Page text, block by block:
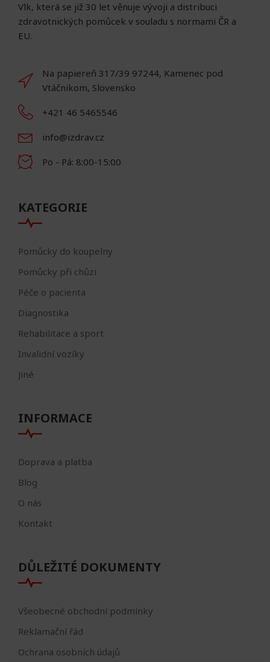
Vlk, která se již 30 let věnuje vývoji a distribuci
zdravotnických pomůcek v souladu s normami ČR a
EU.
Na papiereň 317/39 97244, Kamenec pod
Vtáčnikom, Slovensko
+421 46 5465546
info@izdrav.cz
Po - Pá: 8:00-15:00
KATEGORIE
Pomůcky do koupelny
Pomůcky při chůzi
Péče o pacienta
Diagnostika
Rehabilitace a sport
Invalidní vozíky
Jiné
INFORMACE
Doprava a platba
Blog
O nás
Kontakt
DŮLEŽITÉ DOKUMENTY
Všeobecné obchodní podmínky
Reklamační řád
Ochrana osobních údajů